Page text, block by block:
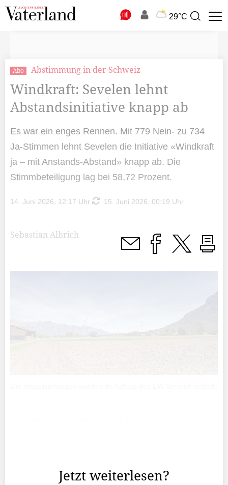
29°C
Suchbegriff
Abo Abstimmung in der Schweiz
Windkraft: Sevelen lehnt
Abstandsinitiative knapp ab
Es war ein enges Rennen. Mit 779 Nein- zu 734
Ja-Stimmen lehnt Sevelen die Initiative «Windkraft
ja – mit Anstands-Abstand» knapp ab. Die
Stimmbeteiligung lag bei 58,72 Prozent.
14. Juni 2026, 12:17 Uhr 15. Juni 2026, 00:19 Uhr
Sebastian Albrich
Jetzt weiterlesen?